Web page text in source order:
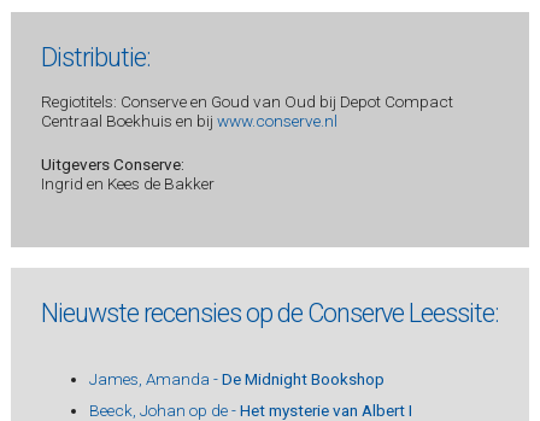
Distributie:
Regiotitels: Conserve en Goud van Oud bij Depot Compact
Centraal Boekhuis en bij www.conserve.nl
Uitgevers Conserve:
Ingrid en Kees de Bakker
Nieuwste recensies op de Conserve Leessite:
James, Amanda -De Midnight Bookshop
Beeck, Johan op de -Het mysterie van Albert I